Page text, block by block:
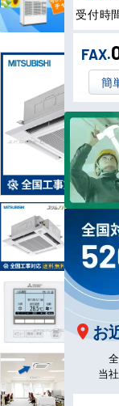
受付時
FAX.
簡
お
当